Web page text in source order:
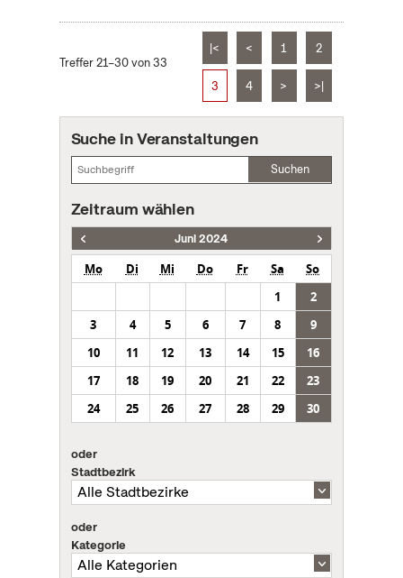
Treffer 21–30 von 33
|< < 1 2
3 4 > >|
Suche in Veranstaltungen
Suchen
Zeitraum wählen
Juni 2024
Mo Di Mi Do Fr Sa
So
1
2
3
4 5 6 7 8
9
10
11 12 13 14 15
16
17
18 19 20 21 22
23
24
25 26 27 28 29 30
oder
Stadtbezirk
oder
Kategorie